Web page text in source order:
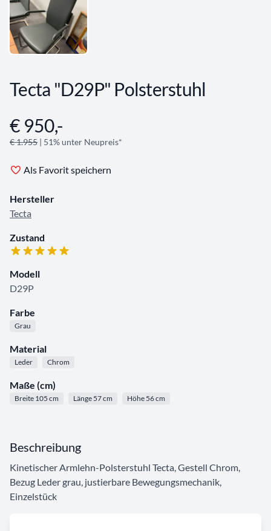
Tecta "D29P" Polsterstuhl
Angebotsinformationen
€ 950,-
€ 1.955 | 51% unter Neupreis*
Als Favorit speichern
Hersteller
Tecta
Zustand
Modell
D29P
Farbe
Grau
Material
Leder Chrom
Maße (cm)
Breite 105 cm Länge 57 cm Höhe 56 cm
Beschreibung
Kinetischer Armlehn-Polsterstuhl Tecta, Gestell Chrom,
Bezug Leder grau, justierbare Bewegungsmechanik,
Einzelstück